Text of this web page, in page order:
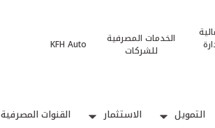
الخدمات المصرفية
للشركات
KFH Auto
التمويل الاستثمار القنوات المصرفية